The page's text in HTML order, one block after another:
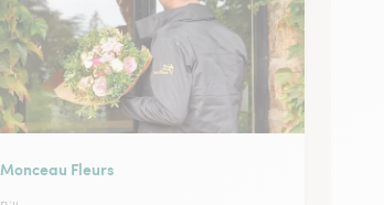
Monceau Fleurs